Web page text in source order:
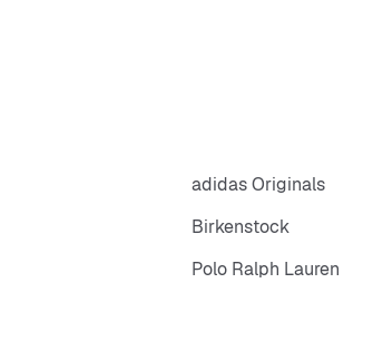
adidas Originals
Birkenstock
Polo Ralph Lauren